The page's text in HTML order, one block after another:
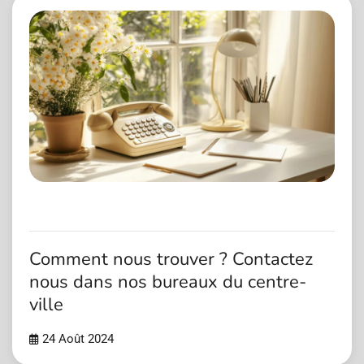
Comment nous trouver ? Contactez
nous dans nos bureaux du centre-
ville
24 Août 2024